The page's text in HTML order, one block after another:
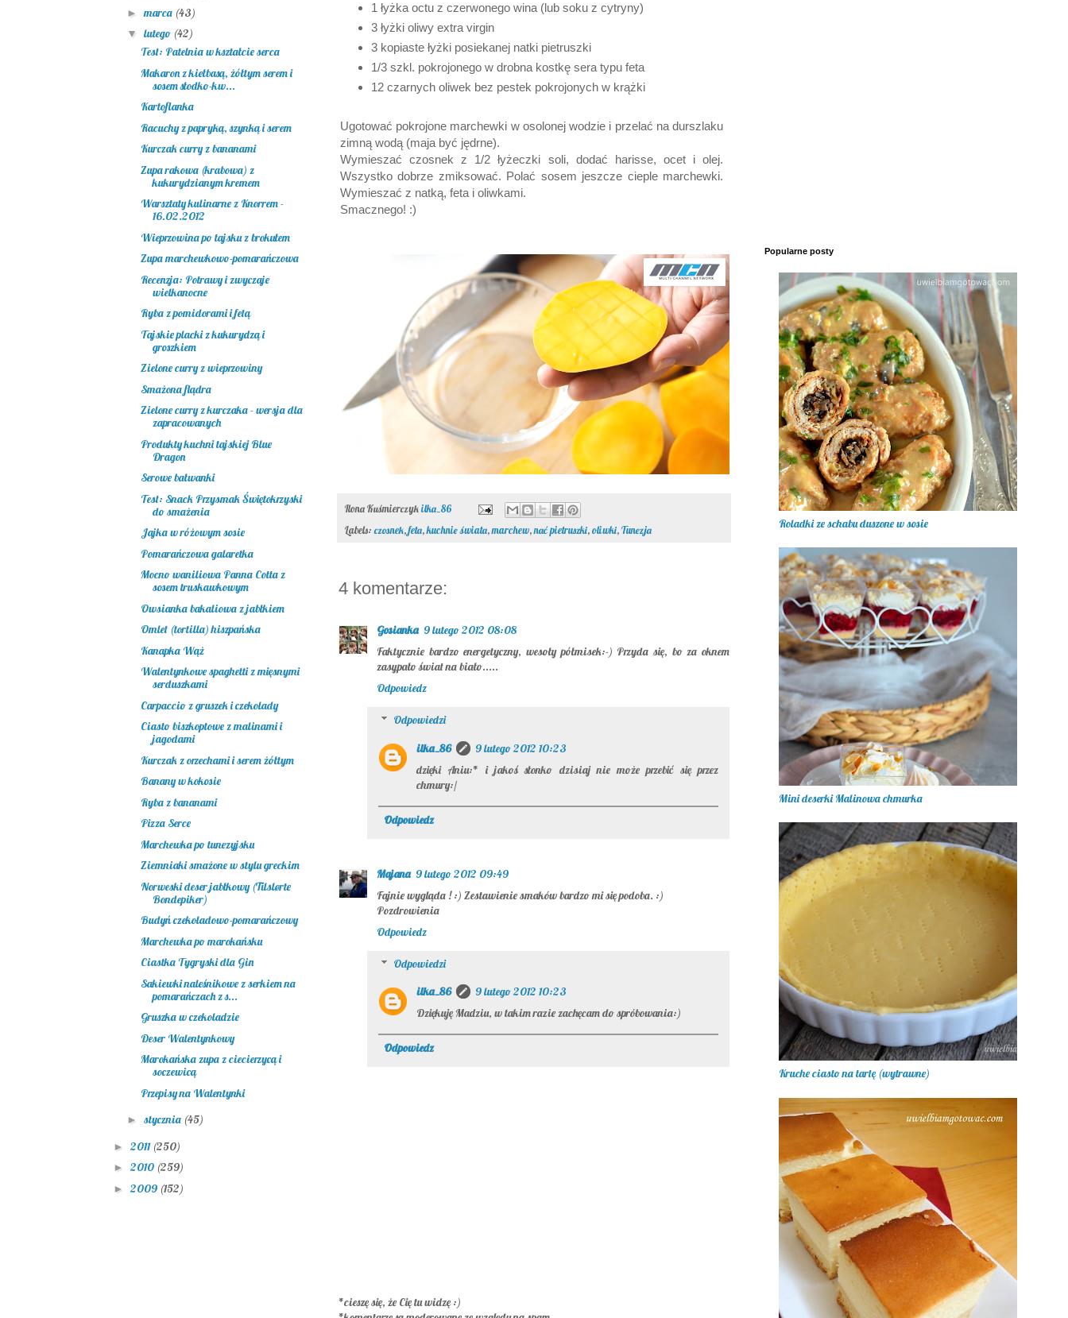
1 łyżka octu z czerwonego wina (lub soku z cytryny)
3 łyżki oliwy extra virgin
3 kopiaste łyżki posiekanej natki pietruszki
1/3 szkl. pokrojonego w drobna kostkę sera typu feta
12 czarnych oliwek bez pestek pokrojonych w krążki
Ugotować pokrojone marchewki w osolonej wodzie i przelać na durszlaku
zimną wodą (maja być jędrne).
Wymieszać czosnek z 1/2 łyżeczki soli, dodać harisse, ocet i olej.
Wszystko dobrze zmiksować. Polać sosem jeszcze cieple marchewki.
Wymieszać z natką, feta i oliwkami.
Smacznego! :)
Ilona Kuśmierczykilka_86
Labels:czosnek,feta,kuchnie świata,marchew,nać pietruszki,oliwki,Tunezja
4 komentarze:
Gosianka 9 lutego 2012 08:08
Faktycznie bardzo energetyczny, wesoły półmisek:-) Przyda się, bo za oknem
zasypało świat na biało.....
Odpowiedz
Odpowiedzi
ilka_86
9 lutego 2012 10:23
dzięki Aniu:* i jakoś słonko dzisiaj nie może przebić się przez
chmury:/
Odpowiedz
Majana 9 lutego 2012 09:49
Fajnie wygląda ! :) Zestawienie smaków bardzo mi się podoba. :)
Pozdrowienia
Odpowiedz
Odpowiedzi
ilka_86
9 lutego 2012 10:23
Dziękuję Madziu, w takim razie zachęcam do spróbowania:)
Odpowiedz
*cieszę się, że Cię tu widzę :)
► marca (43)
▼ lutego (42)
Test: Patelnia w kształcie serca
Makaron z kiełbasą, żółtym serem i
sosem słodko-kw...
Kartoflanka
Racuchy z papryką, szynką i serem
Kurczak curry z bananami
Zupa rakowa (krabowa) z
kukurydzianym kremem
Warsztaty kulinarne z Knorrem -
16.02.2012
Wieprzowina po tajsku z brokułem
Zupa marchewkowo-pomarańczowa
Recenzja: Potrawy i zwyczaje
wielkanocne
Ryba z pomidorami i fetą
Tajskie placki z kukurydzą i
groszkiem
Zielone curry z wieprzowiny
Smażona flądra
Zielone curry z kurczaka - wersja dla
zapracowanych
Produkty kuchni tajskiej Blue
Dragon
Serowe bałwanki
Test: Snack Przysmak Świętokrzyski
do smażenia
Jajka w różowym sosie
Pomarańczowa galaretka
Mocno waniliowa Panna Cotta z
sosem truskawkowym
Owsianka bakaliowa z jabłkiem
Omlet (tortilla) hiszpańska
Kanapka Wąż
Walentynkowe spaghetti z mięsnymi
serduszkami
Carpaccio z gruszek i czekolady
Ciasto biszkoptowe z malinami i
jagodami
Kurczak z orzechami i serem żółtym
Banany w kokosie
Ryba z bananami
Pizza Serce
Marchewka po tunezyjsku
Ziemniaki smażone w stylu greckim
Norweski deser jabłkowy (Tilslørte
Bondepiker)
Budyń czekoladowo-pomarańczowy
Marchewka po marokańsku
Ciastka Tygryski dla Gin
Sakiewki naleśnikowe z serkiem na
pomarańczach z s...
Gruszka w czekoladzie
Deser Walentynkowy
Marokańska zupa z ciecierzycą i
soczewicą
Przepisy na Walentynki
► stycznia (45)
► 2011 (250)
► 2010 (259)
► 2009 (152)
Popularne posty
Roladki ze schabu duszone w sosie
Mini deserki Malinowa chmurka
Kruche ciasto na tartę (wytrawne)